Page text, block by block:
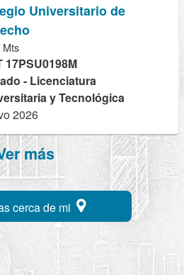
Universitario de
Mts
17PSU0198M
- Licenciatura
y Tecnológica
2026
más
cerca de mi